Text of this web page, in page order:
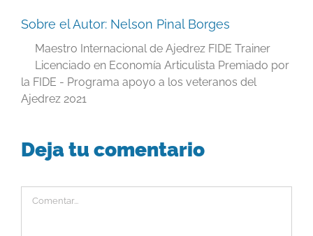
Sobre el Autor: Nelson Pinal Borges
Maestro Internacional de Ajedrez FIDE Trainer
Licenciado en Economía Articulista Premiado por
la FIDE - Programa apoyo a los veteranos del
Ajedrez 2021
Deja tu comentario